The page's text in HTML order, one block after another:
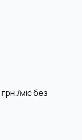
грн./міс без